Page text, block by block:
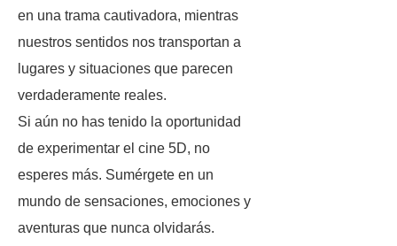
en una trama cautivadora, mientras
nuestros sentidos nos transportan a
lugares y situaciones que parecen
verdaderamente reales.
Si aún no has tenido la oportunidad
de experimentar el cine 5D, no
esperes más. Sumérgete en un
mundo de sensaciones, emociones y
aventuras que nunca olvidarás.